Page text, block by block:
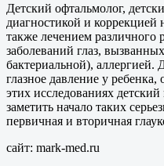
Детский офтальмолог,
диагностикой и коррекцией
также лечением различного
заболеваний глаз,
бактериальной), аллергией.
глазное давление у
этих исследованиях
заметить начало таких
первичная и вторичная
сайт: mark-med.ru